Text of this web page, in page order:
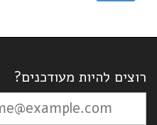
רוצים להיות מעודכנים?